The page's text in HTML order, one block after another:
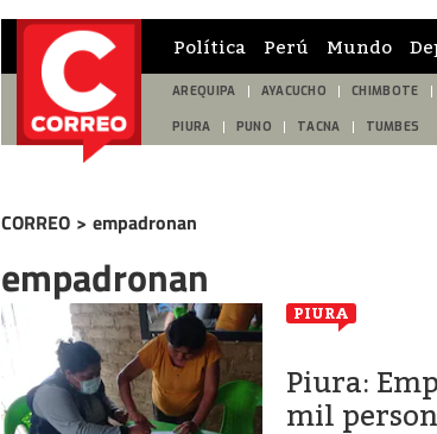
Política Perú Mundo
AREQUIPA AYACUCHO CHIMBOTE
PIURA PUNO TACNA TUMBES
CORREO > empadronan
empadronan
PIURA
Piura:
mil